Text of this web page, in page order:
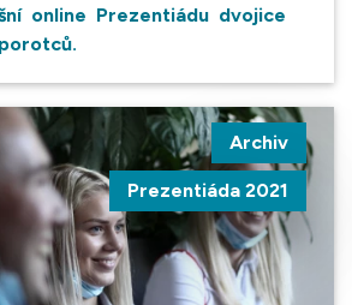
online Prezentiádu dvojice
Archiv
Prezentiáda 2021